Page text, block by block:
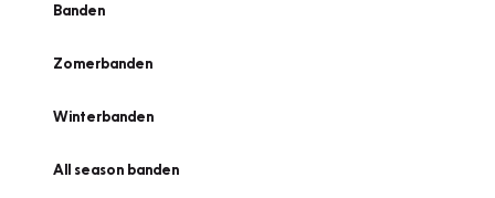
Banden
Zomerbanden
Winterbanden
All season banden